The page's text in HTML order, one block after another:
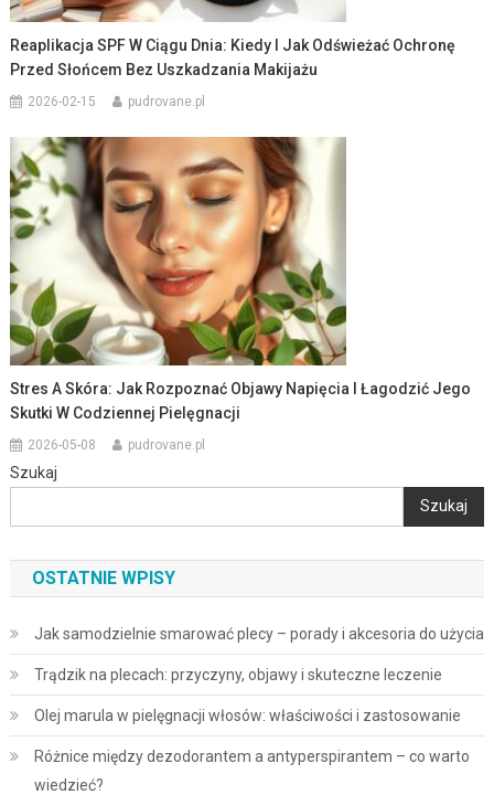
Reaplikacja SPF W Ciągu Dnia: Kiedy I Jak Odświeżać Ochronę
Przed Słońcem Bez Uszkadzania Makijażu
2026-02-15 pudrovane.pl
Stres A Skóra: Jak Rozpoznać Objawy Napięcia I Łagodzić Jego
Skutki W Codziennej Pielęgnacji
2026-05-08 pudrovane.pl
Szukaj
Szukaj
OSTATNIE WPISY
Jak samodzielnie smarować plecy – porady i akcesoria do użycia
Trądzik na plecach: przyczyny, objawy i skuteczne leczenie
Olej marula w pielęgnacji włosów: właściwości i zastosowanie
Różnice między dezodorantem a antyperspirantem – co warto
wiedzieć?